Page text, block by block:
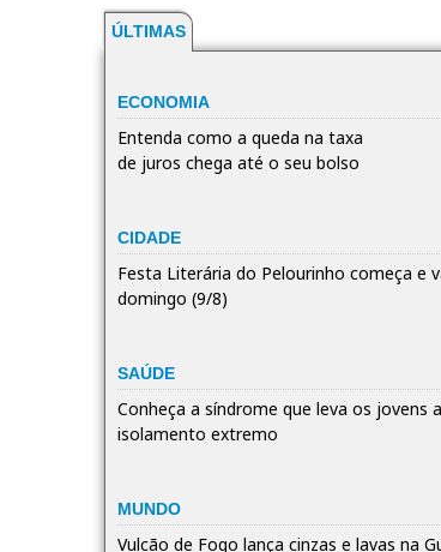
ÚLTIMAS
ECONOMIA
Entenda como a queda na taxa
de juros chega até o seu bolso
CIDADE
Festa Literária do Pelourinho começa e
domingo (9/8)
SAÚDE
Conheça a síndrome que leva os jovens
isolamento extremo
MUNDO
Vulcão de Fogo lança cinzas e lavas na